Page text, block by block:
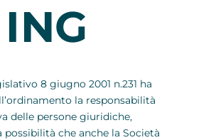
ING
8 giugno 2001 n.231 ha
la responsabilità
delle persone giuridiche,
possibilità che anche la Società